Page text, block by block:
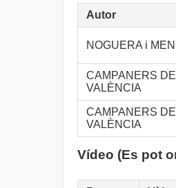
Autor
NOGUERA i
CAMPANERS
VALÈNCIA
CAMPANERS
VALÈNCIA
Vídeo (Es pot